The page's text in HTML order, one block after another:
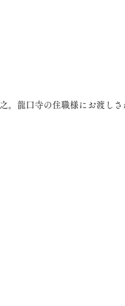
。龍口寺の住職様にお渡しさ